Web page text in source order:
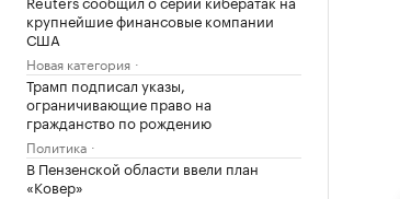
крупнейшие финансовые компании
США
Новая категория
Трамп подписал указы,
ограничивающие право на
гражданство по рождению
Политика
В Пензенской области ввели план
«Ковер»